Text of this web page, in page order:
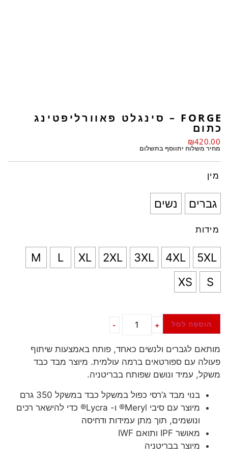
FORGE – סינגלט פאוורליפטינג
כתום
₪420.00
מחיר משלוח יתווסף בתשלום
מין
גברים נשים
מידות
5XL
4XL
3XL
2XL
XL
L
M
S
XS
+
- הוספה לסל
מותאם לגברים ולנשים כאחד, פותח באמצעות שיתוף
פעולה עם ספורטאים ברמה עולמית. מיוצר מבד כבד
משקל, עמיד ונושם שפותח בבריטניה.
בנוי מבד ג’רסי כפול במשקל כבד במשקל 350 גרם
מיוצר עם סיבי Meryl® ו- Lycra® כדי להישאר רכים
ונושמים, תוך מתן עמידות ודחיסה
מאושר IPF ותואם IWF
מיוצר בבריטניה